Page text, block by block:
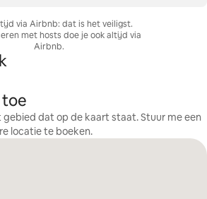
via Airbnb: dat is het veiligst.
met hosts doe je ook altijd via
Airbnb.
toe
gebied dat op de kaart staat. Stuur me een
locatie te boeken.